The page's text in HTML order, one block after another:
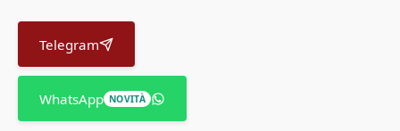
Telegram
WhatsApp NOVITÀ